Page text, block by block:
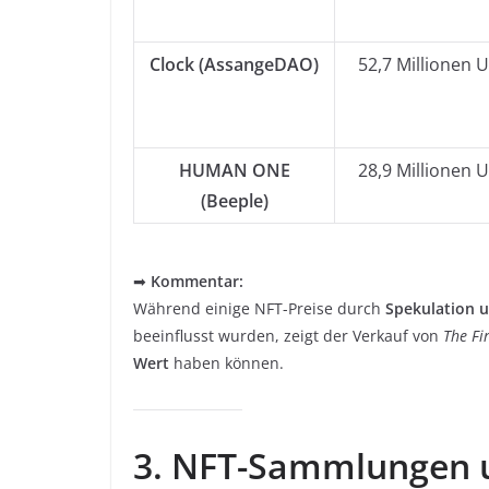
Clock (AssangeDAO) 52,7 Millionen
HUMAN ONE
(Beeple)
28,9 Millionen
➡ Kommentar:
Während einige NFT-Preise durch Spekulation
beeinflusst wurden, zeigt der Verkauf von The
Wert haben können.
3. NFT-